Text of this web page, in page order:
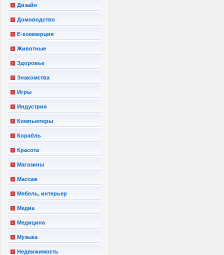
Дизайн
Домоводство
Е-коммерция
Животные
Здоровье
Знакомства
Игры
Индустрия
Компьютеры
Корабль
Красота
Магазины
Массаж
Мебель, интерьер
Медиа
Медицина
Музыка
Недвижимость